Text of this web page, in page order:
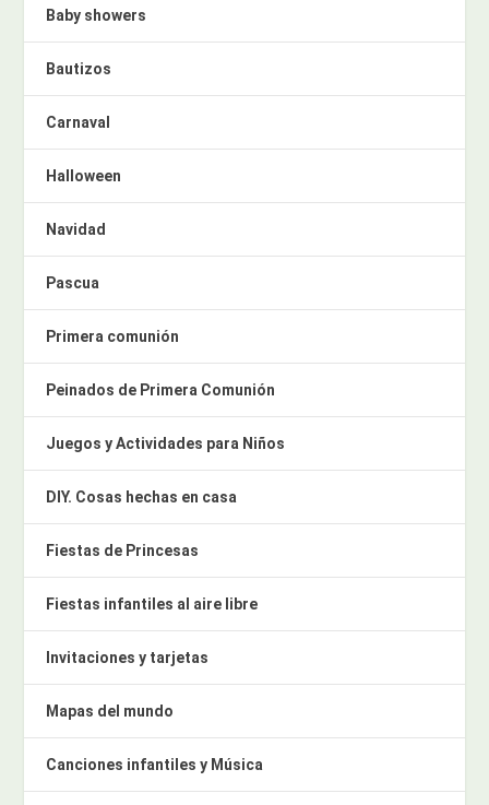
Baby showers
Bautizos
Carnaval
Halloween
Navidad
Pascua
Primera comunión
Peinados de Primera Comunión
Juegos y Actividades para Niños
DIY. Cosas hechas en casa
Fiestas de Princesas
Fiestas infantiles al aire libre
Invitaciones y tarjetas
Mapas del mundo
Canciones infantiles y Música